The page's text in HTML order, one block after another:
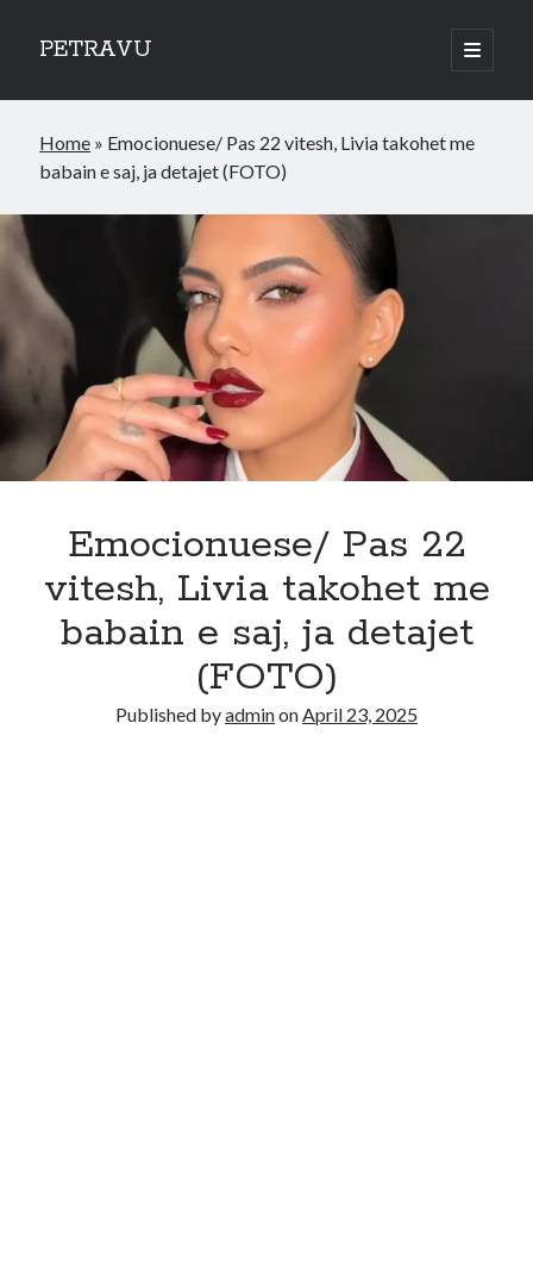
PETRAVU
open
primary
Sidebar
Bank
Credit Cards
Home » Emocionuese/ Pas 22 vitesh, Livia takohet me
babain e saj, ja detajet (FOTO)
Emocionuese/ Pas 22
vitesh, Livia takohet me
babain e saj, ja detajet
(FOTO)
Published byadminonApril 23, 2025